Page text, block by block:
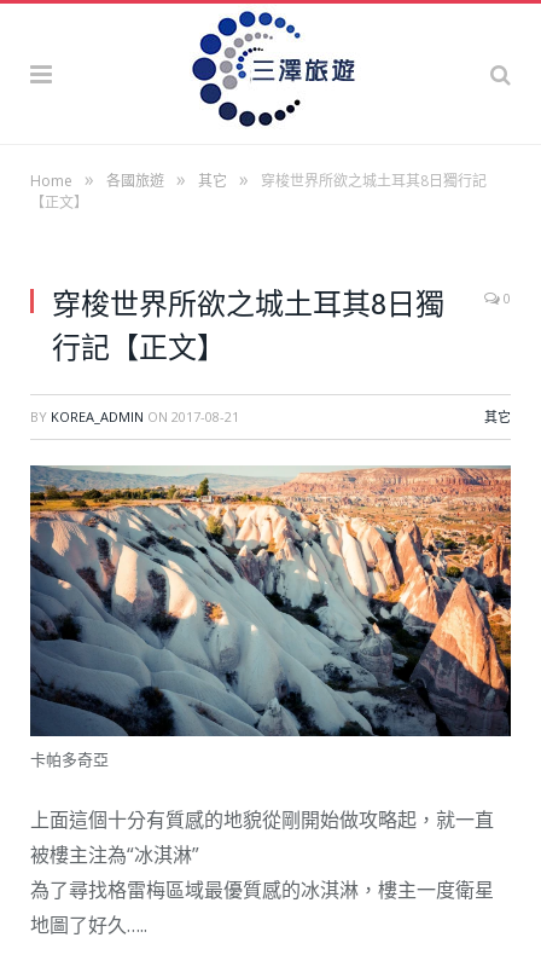
Home » 各國旅遊 » 其它 »
穿梭世界所欲之城土耳其8日獨行記
【正文】
穿梭世界所欲之城土耳其8日獨
行記【正文】
0
BY KOREA_ADMIN ON 2017-08-21 其它
卡帕多奇亞
上面這個十分有質感的地貌從剛開始做攻略起，就一直
被樓主注為“冰淇淋”
為了尋找格雷梅區域最優質感的冰淇淋，樓主一度衛星
地圖了好久…..